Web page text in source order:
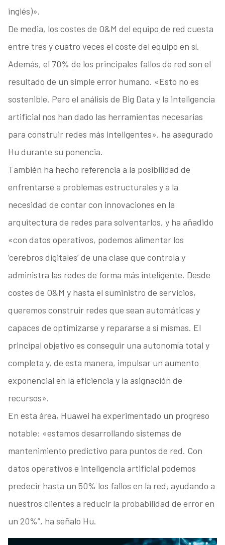
inglés)».
De media, los costes de O&M del equipo de red cuesta
entre tres y cuatro veces el coste del equipo en sí.
Además, el 70% de los principales fallos de red son el
resultado de un simple error humano. «Esto no es
sostenible. Pero el análisis de Big Data y la inteligencia
artificial nos han dado las herramientas necesarias
para construir redes más inteligentes», ha asegurado
Hu durante su ponencia.
También ha hecho referencia a la posibilidad de
enfrentarse a problemas estructurales y a la
necesidad de contar con innovaciones en la
arquitectura de redes para solventarlos, y ha añadido
«con datos operativos, podemos alimentar los
‘cerebros digitales’ de una clase que controla y
administra las redes de forma más inteligente. Desde
costes de O&M y hasta el suministro de servicios,
queremos construir redes que sean automáticas y
capaces de optimizarse y repararse a sí mismas. El
principal objetivo es conseguir una autonomía total y
completa y, de esta manera, impulsar un aumento
exponencial en la eficiencia y la asignación de
recursos».
En esta área, Huawei ha experimentado un progreso
notable: «estamos desarrollando sistemas de
mantenimiento predictivo para puntos de red. Con
datos operativos e inteligencia artificial podemos
predecir hasta un 50% los fallos en la red, ayudando a
nuestros clientes a reducir la probabilidad de error en
un 20%”, ha señalo Hu.